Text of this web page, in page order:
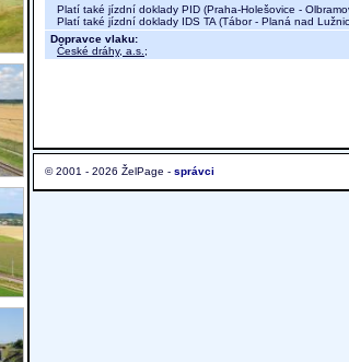
Platí také jízdní doklady PID (Praha-Holešovice -
Platí také jízdní doklady IDS TA (Tábor - Planá nad
Dopravce vlaku:
České dráhy, a.s. ;
© 2001 - 2026 ŽelPage - správci